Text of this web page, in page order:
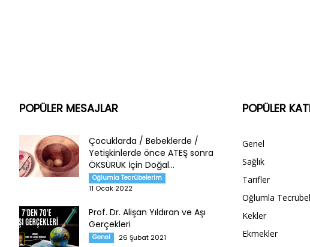
POPÜLER MESAJLAR
Çocuklarda / Bebeklerde /
Yetişkinlerde önce ATEŞ sonra
ÖKSÜRÜK İçin Doğal...
Oğlumla Tecrübelerim
11 Ocak 2022
Prof. Dr. Alişan Yıldıran ve Aşı
Gerçekleri
Genel 26 Şubat 2021
POPÜLER
Genel
Sağlık
Tarifler
Oğlumla
Kekler
Ekmekler